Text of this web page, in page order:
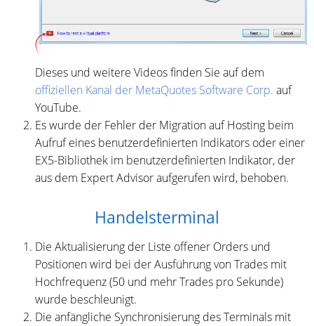
Dieses und weitere Videos finden Sie auf dem
offiziellen Kanal der MetaQuotes Software Corp. auf
YouTube.
Es wurde der Fehler der Migration auf Hosting beim
Aufruf eines benutzerdefinierten Indikators oder einer
EX5-Bibliothek im benutzerdefinierten Indikator, der
aus dem Expert Advisor aufgerufen wird, behoben.
Handelsterminal
Die Aktualisierung der Liste offener Orders und
Positionen wird bei der Ausführung von Trades mit
Hochfrequenz (50 und mehr Trades pro Sekunde)
wurde beschleunigt.
Die anfängliche Synchronisierung des Terminals mit